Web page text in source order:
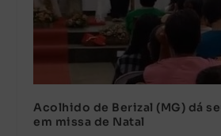
Acolhido de Berizal (MG) dá
em missa de Natal